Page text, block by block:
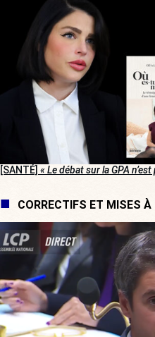
[SANTÉ] « Le débat sur la GPA
CORRECTIFS ET MISES À